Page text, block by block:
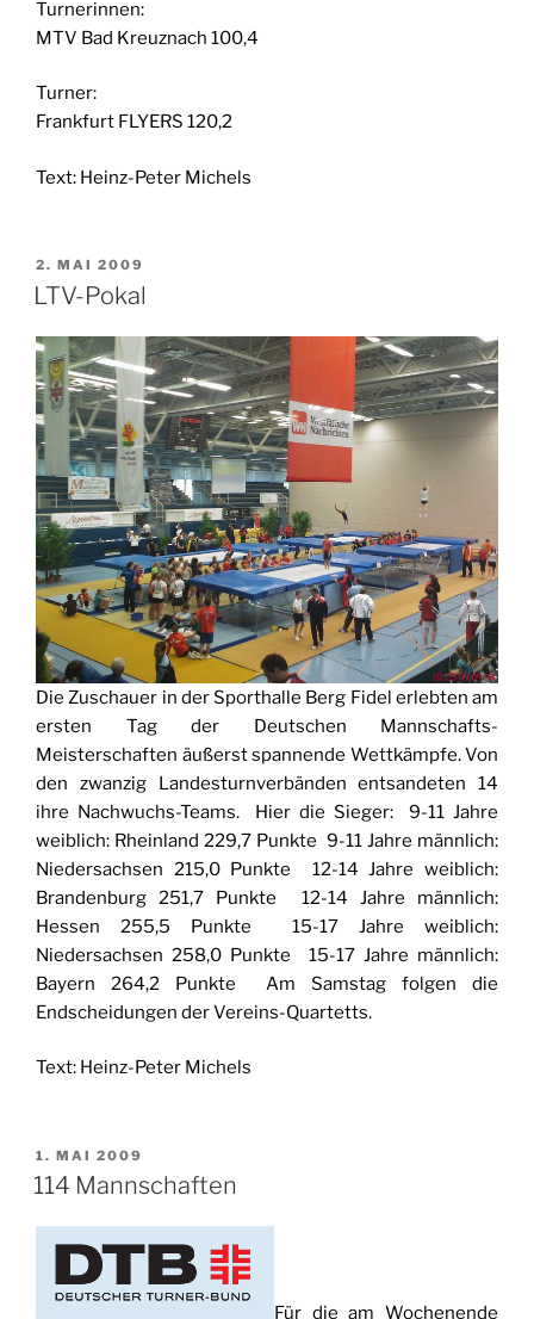
Turnerinnen:
MTV Bad Kreuznach 100,4
Turner:
Frankfurt FLYERS 120,2
Text: Heinz-Peter Michels
VERÖFFENTLICHT
AM
2. MAI 2009
LTV-Pokal
Die Zuschauer in der Sporthalle Berg Fidel erlebten am
ersten Tag der Deutschen Mannschafts-
Meisterschaften äußerst spannende Wettkämpfe. Von
den zwanzig Landesturnverbänden entsandeten 14
ihre Nachwuchs-Teams. Hier die Sieger: 9-11 Jahre
weiblich: Rheinland 229,7 Punkte 9-11 Jahre männlich:
Niedersachsen 215,0 Punkte 12-14 Jahre weiblich:
Brandenburg 251,7 Punkte 12-14 Jahre männlich:
Hessen 255,5 Punkte 15-17 Jahre weiblich:
Niedersachsen 258,0 Punkte 15-17 Jahre männlich:
Bayern 264,2 Punkte Am Samstag folgen die
Endscheidungen der Vereins-Quartetts.
Text: Heinz-Peter Michels
VERÖFFENTLICHT
AM
1. MAI 2009
114 Mannschaften
Für die am Wochenende